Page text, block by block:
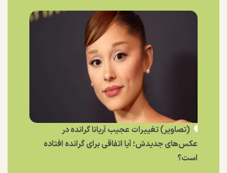
(تصاویر) تغییرات عجیب آریانا گرانده در
عکس‌های جدیدش؛ آیا اتفاقی برای گرانده افتاده
است؟